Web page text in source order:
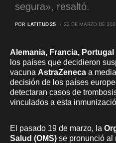
segura», resaltó.
POR LATITUD 25 22 DE MARZO DE
Alemania, Francia, Portugal
los países que decidieron
vacuna AstraZeneca a
decisión de los países
detectaran casos de
vinculados a esta
El pasado 19 de marzo, la
Salud (OMS) se pronunció al